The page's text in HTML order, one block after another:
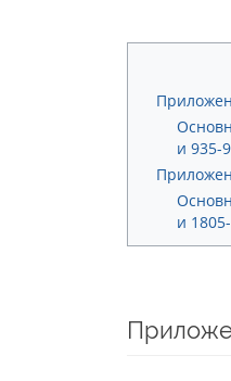
и 935-
и